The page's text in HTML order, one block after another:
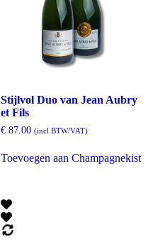
Stijlvol Duo van Jean Aubry
et Fils
€87.00 (incl BTW/VAT)
Toevoegen aan Champagnekist